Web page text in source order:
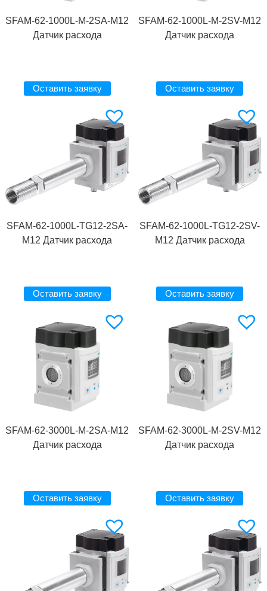
SFAM-62-1000L-M-2SA-M12
Датчик расхода
Оставить заявку
SFAM-62-1000L-M-2SV-M12
Датчик расхода
Оставить заявку
SFAM-62-1000L-TG12-2SA-
M12 Датчик расхода
Оставить заявку
SFAM-62-1000L-TG12-2SV-
M12 Датчик расхода
Оставить заявку
SFAM-62-3000L-M-2SA-M12
Датчик расхода
Оставить заявку
SFAM-62-3000L-M-2SV-M12
Датчик расхода
Оставить заявку